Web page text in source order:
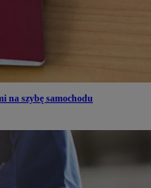
na szybę samochodu